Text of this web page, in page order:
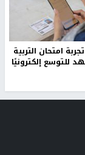
امتحان التربية
للتوسع إلكترونيًا